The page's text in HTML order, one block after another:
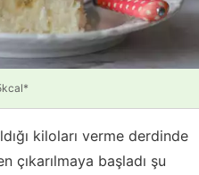
kiloları verme derdinde
çıkarılmaya başladı şu